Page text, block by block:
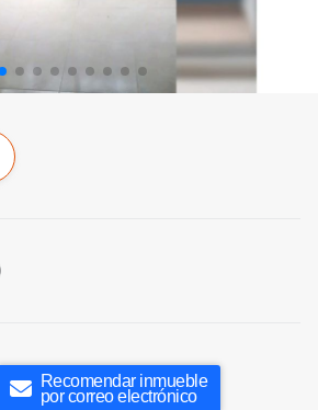
Recomendar inmueble
por correo electrónico